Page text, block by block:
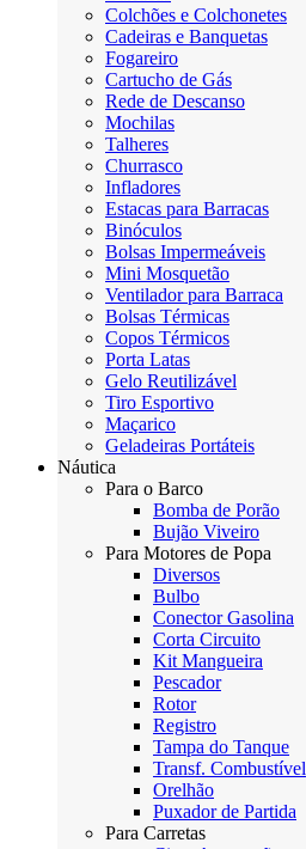
Colchões e Colchonetes
Cadeiras e Banquetas
Fogareiro
Cartucho de Gás
Rede de Descanso
Mochilas
Talheres
Churrasco
Infladores
Estacas para Barracas
Binóculos
Bolsas Impermeáveis
Mini Mosquetão
Ventilador para Barraca
Bolsas Térmicas
Copos Térmicos
Porta Latas
Gelo Reutilizável
Tiro Esportivo
Maçarico
Geladeiras Portáteis
Náutica
Para o Barco
Bomba de Porão
Bujão Viveiro
Para Motores de Popa
Diversos
Bulbo
Conector Gasolina
Corta Circuito
Kit Mangueira
Pescador
Rotor
Registro
Tampa do Tanque
Transf. Combustível
Orelhão
Puxador de Partida
Para Carretas